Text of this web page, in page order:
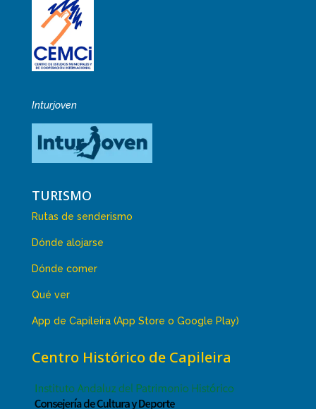
Inturjoven
TURISMO
Rutas de senderismo
Dónde alojarse
Dónde comer
Qué ver
App de Capileira (App Store o Google Play)
Centro Histórico de Capileira